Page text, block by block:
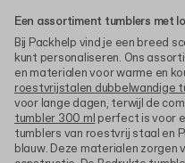
Een assortiment tumblers met
Bij Packhelp vind je een breed
kunt personaliseren. Ons
en materialen voor warme en
roestvrijstalen dubbelwandige
voor lange dagen, terwijl de
tumbler 300 ml perfect is voor
tumblers van roestvrij staal en
blauw. Deze materialen zorgen